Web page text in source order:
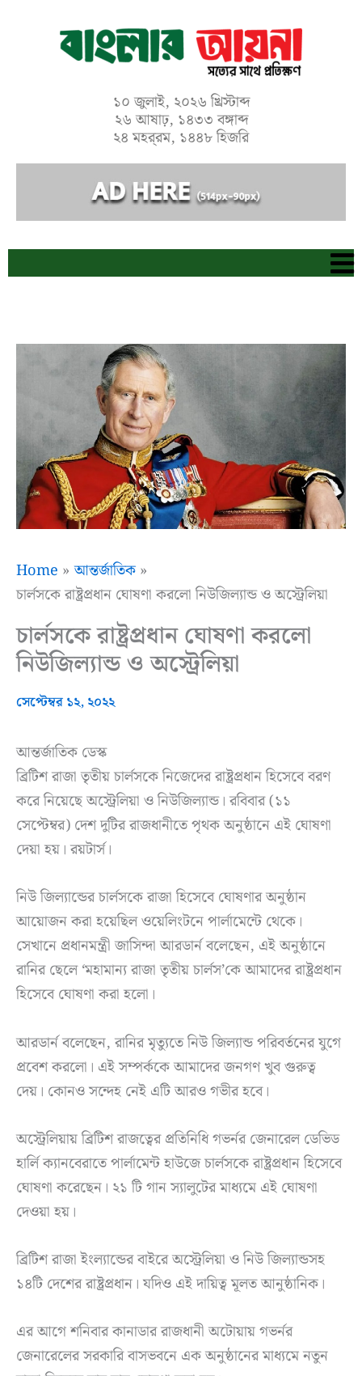
১০ জুলাই, ২০২৬ খ্রিস্টাব্দ
২৬ আষাঢ়, ১৪৩৩ বঙ্গাব্দ
২৪ মহর্‌রম, ১৪৪৮ হিজরি
Home
আন্তর্জাতিক
চার্লসকে রাষ্ট্রপ্রধান ঘোষণা করলো নিউজিল্যান্ড ও অস্ট্রেলিয়া
চার্লসকে রাষ্ট্রপ্রধান ঘোষণা করলো
নিউজিল্যান্ড ও অস্ট্রেলিয়া
সেপ্টেম্বর ১২, ২০২২
আন্তর্জাতিক ডেস্ক
ব্রিটিশ রাজা তৃতীয় চার্লসকে নিজেদের রাষ্ট্রপ্রধান হিসেবে বরণ
করে নিয়েছে অস্ট্রেলিয়া ও নিউজিল্যান্ড। রবিবার (১১
সেপ্টেম্বর) দেশ দুটির রাজধানীতে পৃথক অনুষ্ঠানে এই ঘোষণা
দেয়া হয়। রয়টার্স।
নিউ জিল্যান্ডের চার্লসকে রাজা হিসেবে ঘোষণার অনুষ্ঠান
আয়োজন করা হয়েছিল ওয়েলিংটনে পার্লামেন্টে থেকে।
সেখানে প্রধানমন্ত্রী জাসিন্দা আরডার্ন বলেছেন, এই অনুষ্ঠানে
রানির ছেলে ‘মহামান্য রাজা তৃতীয় চার্লস’কে আমাদের রাষ্ট্রপ্রধান
হিসেবে ঘোষণা করা হলো।
আরডার্ন বলেছেন, রানির মৃত্যুতে নিউ জিল্যান্ড পরিবর্তনের যুগে
প্রবেশ করলো। এই সম্পর্ককে আমাদের জনগণ খুব গুরুত্ব
দেয়। কোনও সন্দেহ নেই এটি আরও গভীর হবে।
অস্ট্রেলিয়ায় ব্রিটিশ রাজত্বের প্রতিনিধি গভর্নর জেনারেল ডেভিড
হার্লি ক্যানবেরাতে পার্লামেন্ট হাউজে চার্লসকে রাষ্ট্রপ্রধান হিসেবে
ঘোষণা করেছেন। ২১ টি গান স্যালুটের মাধ্যমে এই ঘোষণা
দেওয়া হয়।
ব্রিটিশ রাজা ইংল্যান্ডের বাইরে অস্ট্রেলিয়া ও নিউ জিল্যান্ডসহ
১৪টি দেশের রাষ্ট্রপ্রধান। যদিও এই দায়িত্ব মূলত আনুষ্ঠানিক।
এর আগে শনিবার কানাডার রাজধানী অটোয়ায় গভর্নর
জেনারেলের সরকারি বাসভবনে এক অনুষ্ঠানের মাধ্যমে নতুন